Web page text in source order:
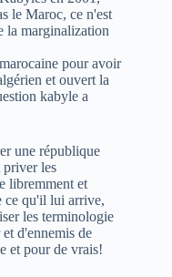
le Maroc, ce n'est
la marginalization
pour avoir
et ouvert la
kabyle a
une république
priver les
libremment et
ce qu'il lui arrive,
les terminologie
d'ennemis de
et pour de vrais!